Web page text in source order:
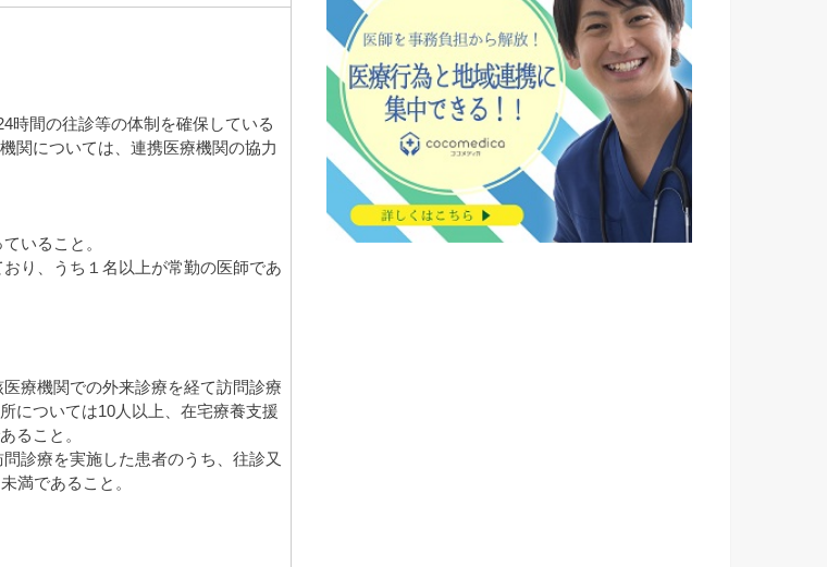
時間の往診等の体制を確保している
関については、連携医療機関の協力
いること。
り、うち１名以上が常勤の医師であ
療機関での外来診療を経て訪問診療
については10人以上、在宅療養支援
ること。
診療を実施した患者のうち、往診又
満であること。